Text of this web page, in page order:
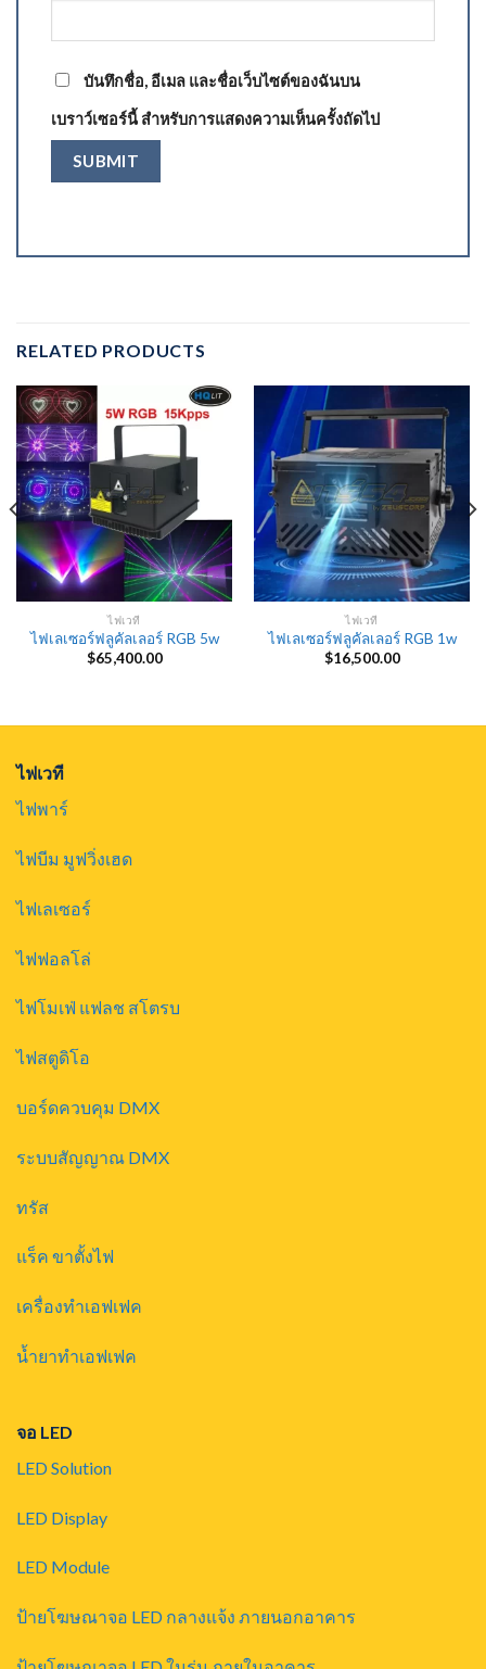
บันทึกชื่อ, อีเมล และชื่อเว็บไซต์ของฉันบน
เบราว์เซอร์นี้ สำหรับการแสดงความเห็นครั้งถัดไป
RELATED PRODUCTS
ไฟเวที
ไฟเลเซอร์ฟลูคัลเลอร์ RGB 5w
$65,400.00
ไฟเวที
ไฟเลเซอร์ฟลูคัลเลอร์ RGB 1w
$16,500.00
ไฟเวที
ไฟพาร์
ไฟบีม มูฟวิ่งเฮด
ไฟเลเซอร์
ไฟฟอลโล่
ไฟโมเฟ่ แฟลช สโตรบ
ไฟสตูดิโอ
บอร์ดควบคุม DMX
ระบบสัญญาณ DMX
ทรัส
แร็ค ขาตั้งไฟ
เครื่องทำเอฟเฟค
น้ำยาทำเอฟเฟค
จอ LED
LED Solution
LED Display
LED Module
ป้ายโฆษณาจอ LED กลางแจ้ง ภายนอกอาคาร